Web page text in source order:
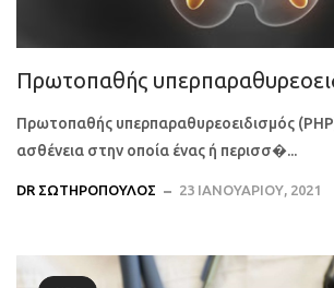
Πρωτοπαθής
Πρωτοπαθής υπερπαραθυρεοειδισμός (PHP)
ασθένεια στην οποία ένας ή περισσ�...
DR ΣΩΤΗΡΌΠΟΥΛΟΣ 23 ΙΑΝΟΥΑΡΊΟΥ, 2021